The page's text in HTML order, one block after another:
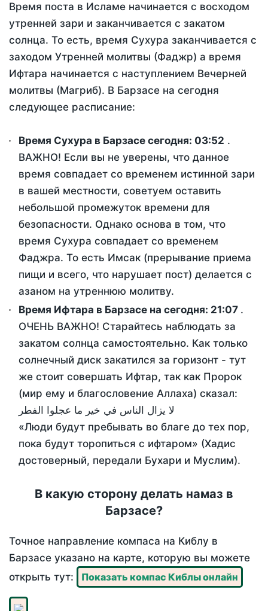
Время поста в Исламе начинается с восходом
утренней зари и заканчивается с закатом
солнца. То есть, время Сухура заканчивается с
заходом Утренней молитвы (Фаджр) а время
Ифтара начинается с наступлением Вечерней
молитвы (Магриб). В Барзасе на сегодня
следующее расписание:
Время Сухура в Барзасе сегодня: 03:52 .
ВАЖНО! Если вы не уверены, что данное
время совпадает со временем истинной зари
в вашей местности, советуем оставить
небольшой промежуток времени для
безопасности. Однако основа в том, что
время Сухура совпадает со временем
Фаджра. То есть Имсак (прерывание приема
пищи и всего, что нарушает пост) делается с
азаном на утреннюю молитву.
Время Ифтара в Барзасе на сегодня: 21:07 .
ОЧЕНЬ ВАЖНО! Старайтесь наблюдать за
закатом солнца самостоятельно. Как только
солнечный диск закатился за горизонт - тут
же стоит совершать Ифтар, так как Пророк
(мир ему и благословение Аллаха) сказал:
لا يزال الناس في خير ما عجلوا الفطر
«Люди будут пребывать во благе до тех пор,
пока будут торопиться с ифтаром» (Хадис
достоверный, передали Бухари и Муслим).
В какую сторону делать намаз в
Барзасе?
Точное направление компаса на Киблу в
Барзасе указано на карте, которую вы можете
открыть тут:
Показать компас Киблы онлайн